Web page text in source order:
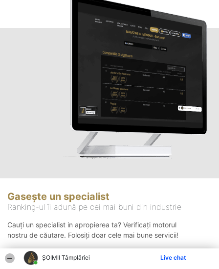
ȘOIMII Tâmplăriei Live chat
Gasește un specialist
Ranking-ul îi adună pe cei mai buni din industrie
Cauți un specialist in apropierea ta? Verificați motorul
nostru de căutare. Folosiți doar cele mai bune servicii!